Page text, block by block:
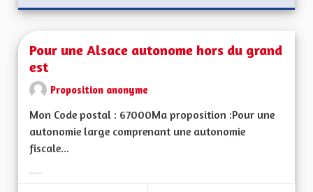
Pour une Alsace autonome hors du grand
est
Proposition anonyme
Mon Code postal : 67000Ma proposition :Pour une
autonomie large comprenant une autonomie
fiscale...